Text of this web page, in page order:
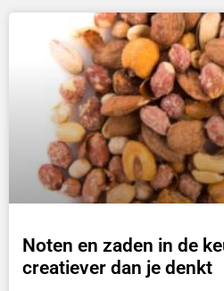
Noten en zaden in de
creatiever dan je denkt